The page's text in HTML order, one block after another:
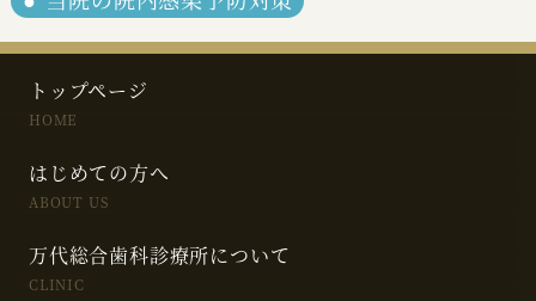
トップページ
HOME
はじめての方へ
ABOUT US
万代総合歯科診療所について
CLINIC